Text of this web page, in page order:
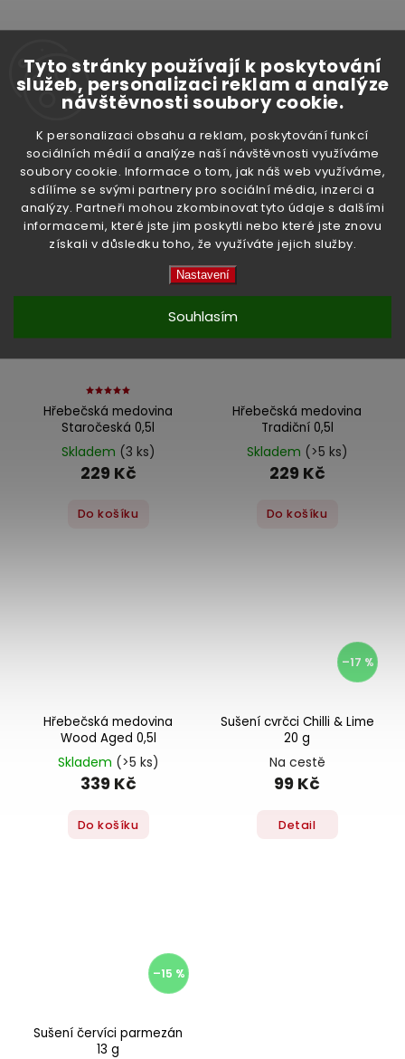
Tyto stránky používají k poskytování
služeb, personalizaci reklam a analýze
návštěvnosti soubory cookie.
K personalizaci obsahu a reklam, poskytování funkcí
sociálních médií a analýze naší návštěvnosti využíváme
soubory cookie. Informace o tom, jak náš web využíváme,
sdílíme se svými partnery pro sociální média, inzerci a
analýzy. Partneři mohou zkombinovat tyto údaje s dalšími
informacemi, které jste jim poskytli nebo které jste znovu
získali v důsledku toho, že využíváte jejich služby.
Nastavení
Souhlasím
Hřebečská medovina
Skladem(>5 ks)
229 Kč
Do košíku
Hřebečská medovina
Skořicová 0,5l
Skladem(>5 ks)
229 Kč
Do košíku
Hřebečská medovina
Staročeská 0,5l
Skladem (3 ks)
229 Kč
Do košíku
Hřebečská medovina
Tradiční 0,5l
Skladem (>5 ks)
229 Kč
Do košíku
Hřebečská medovina
Wood Aged 0,5l
Skladem (>5 ks)
339 Kč
Do košíku
–17 %
Sušení cvrčci Chilli & Lime
20 g
Na cestě
99 Kč
Detail
–15 %
Sušení červíci parmezán
13 g